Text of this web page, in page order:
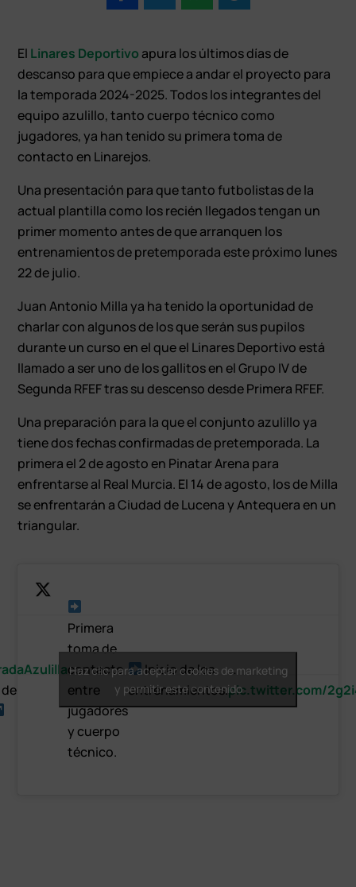
El Linares Deportivo apura los últimos días de
descanso para que empiece a andar el proyecto para
la temporada 2024-2025. Todos los integrantes del
equipo azulillo, tanto cuerpo técnico como
jugadores, ya han tenido su primera toma de
contacto en Linarejos.
Una presentación para que tanto futbolistas de la
actual plantilla como los recién llegados tengan un
primer momento antes de que arranquen los
entrenamientos de pretemporada este próximo lunes
22 de julio.
Juan Antonio Milla ya ha tenido la oportunidad de
charlar con algunos de los que serán sus pupilos
durante un curso en el que el Linares Deportivo está
llamado a ser uno de los gallitos en el Grupo IV de
Segunda RFEF tras su descenso desde Primera RFEF.
Una preparación para la que el conjunto azulillo ya
tiene dos fechas confirmadas de pretemporada. La
primera el 2 de agosto en Pinatar Arena para
enfrentarse al Real Murcia. El 14 de agosto, los de Milla
se enfrentarán a Ciudad de Lucena y Antequera en un
triangular.
Primera
toma de
contacto
entre
jugadores
y cuerpo
técnico.
Inicio de los
entrenamientos.
…
pic.twitter.com/
Haz clic para aceptar cookies de marketing
y permitir este contenido